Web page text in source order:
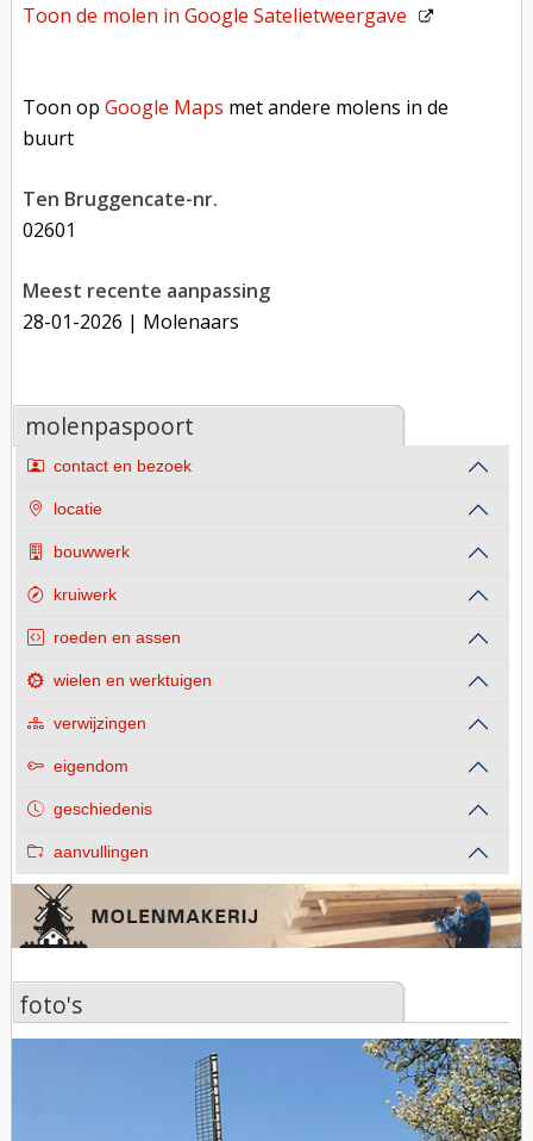
Toon de molen inGoogle Satelietweergave
Toon opGoogle Maps met andere molens in de
buurt
Ten Bruggencate-nr.
02601
Meest recente aanpassing
28-01-2026 | Molenaars
molenpaspoort
contact en bezoek
locatie
bouwwerk
kruiwerk
roeden en assen
wielen en werktuigen
verwijzingen
eigendom
geschiedenis
aanvullingen
foto's